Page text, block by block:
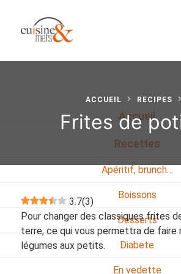
Accueil
Recettes
Apéritif, brunch…
Boissons
Desserts
Diabete
En vedette
ACCUEIL RECIPES
Frites de
3.7(3)
Pour changer des classiques frites
terre, ce qui vous permettra de faire
légumes aux petits.